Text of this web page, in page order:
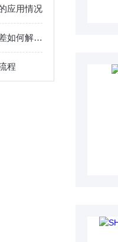
应用情况
自动电位滴定仪的测量误差如何解决？
程